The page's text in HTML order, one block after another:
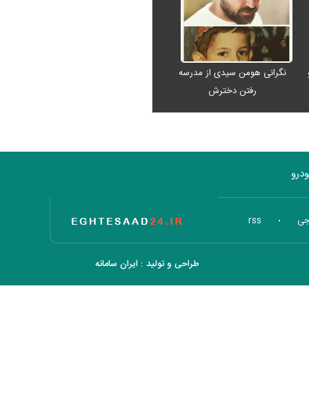
نگرانی هومن سیدی از مدرسه
رفتن دخترش
تاریخ اقتصادrss
طراحی و تولید : ایران سامانه